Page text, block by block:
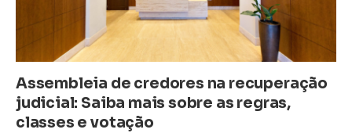
Assembleia de credores na recuperação
judicial: Saiba mais sobre as regras,
classes e votação